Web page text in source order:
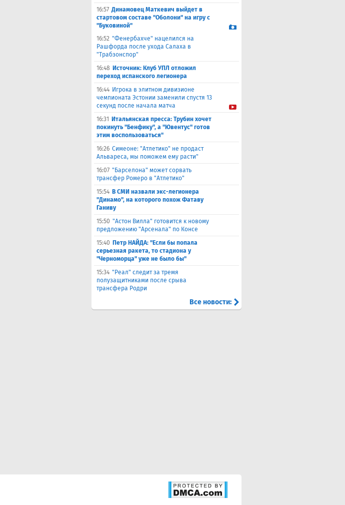
16:57 Динамовец Маткевич выйдет в
стартовом составе "Оболони" на игру с
"Буковиной"
16:52 "Фенербахче" нацелился на
Рашфорда после ухода Салаха в
"Трабзонспор"
16:48 Источник: Клуб УПЛ отложил
переход испанского легионера
16:44 Игрока в элитном дивизионе
чемпионата Эстонии заменили спустя 13
секунд после начала матча
16:31
Итальянская пресса: Трубин хочет
покинуть "Бенфику", а "Ювентус" готов
этим воспользоваться"
16:26 Симеоне: "Атлетико" не продаст
Альвареса, мы поможем ему расти"
16:07 "Барселона" может сорвать
трансфер Ромеро в "Атлетико"
15:54 В СМИ назвали экс-легионера
"Динамо", на которого похож Фатаву
Ганиву
15:50 "Астон Вилла" готовится к новому
предложению "Арсенала" по Консе
15:40 Петр НАЙДА: "Если бы попала
серьезная ракета, то стадиона у
"Черноморца" уже не было бы"
15:34 "Реал" следит за тремя
полузащитниками после срыва
трансфера Родри
Все новости: